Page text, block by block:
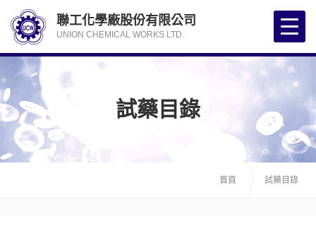
試藥目錄
首頁 試藥目錄
聯工化學廠股份有限公司
UNION CHEMICAL WORKS LTD.